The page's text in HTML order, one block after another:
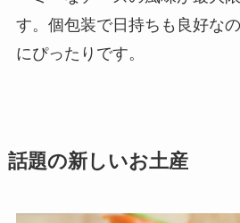
す。個包装で日持ちも良好な
にぴったりです。
話題の新しいお土産